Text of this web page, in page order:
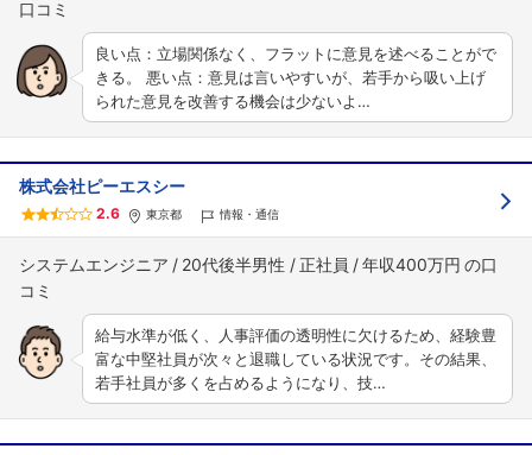
良い点：立場関係なく、フラットに意見を述べることがで
きる。 悪い点：意見は言いやすいが、若手から吸い上げ
られた意見を改善する機会は少ないよ…
株式会社ピーエスシー
2.6 東京都 情報・通信
システムエンジニア 20代後半男性 正社員 年収400万円
給与水準が低く、人事評価の透明性に欠けるため、経験豊
富な中堅社員が次々と退職している状況です。その結果、
若手社員が多くを占めるようになり、技…